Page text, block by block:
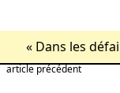
article précédent
« Dans les